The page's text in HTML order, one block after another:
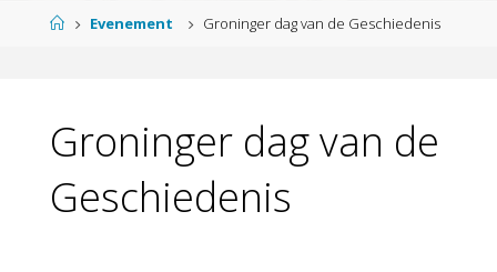
HomeEvenement Groninger dag van de Geschiedenis
Groninger dag van de
Geschiedenis